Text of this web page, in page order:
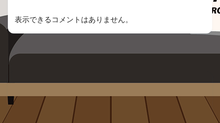
表示できるコメントはありません。